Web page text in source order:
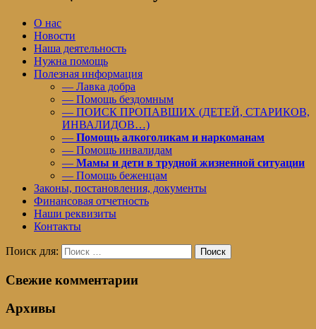
О нас
Новости
Наша деятельность
Нужна помощь
Полезная информация
— Лавка добра
— Помощь бездомным
— ПОИСК ПРОПАВШИХ (ДЕТЕЙ, СТАРИКОВ,
ИНВАЛИДОВ…)
— Помощь алкоголикам и наркоманам
— Помощь инвалидам
— Мамы и дети в трудной жизненной ситуации
— Помощь беженцам
Законы, постановления, документы
Финансовая отчетность
Наши реквизиты
Контакты
Поиск для: Поиск
Свежие комментарии
Архивы